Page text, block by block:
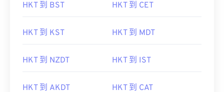
HKT 到 BST HKT 到 CET
HKT 到 KST HKT 到 MDT
HKT 到 NZDT HKT 到 IST
HKT 到 AKDT HKT 到 CAT